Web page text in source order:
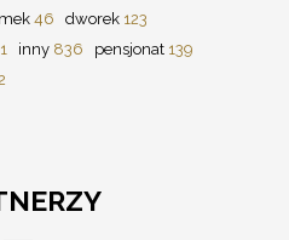
46 dworek 123
inny 836 pensjonat 139